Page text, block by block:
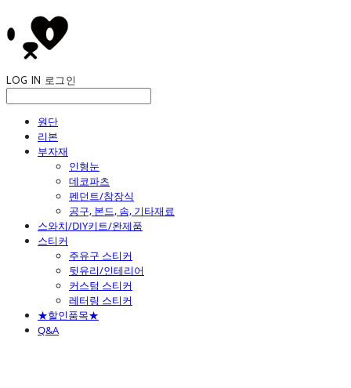
LOG IN 로그인
원단
리본
부자재
인형눈
데코파츠
펜던트/참장식
공구, 본드, 솜, 기타재료
스와치/DIY키트/완제품
스티커
주유구 스티커
뒷유리/인테리어
커스텀 스티커
레터링 스티커
★할인품목★
Q&A